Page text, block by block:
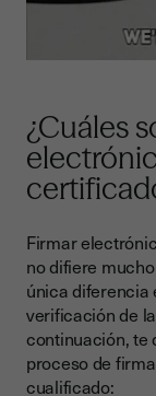
¿Cuáles
Firmar
no difiere
única diferencia
verificación de
continuación, te
proceso de
cualificado: